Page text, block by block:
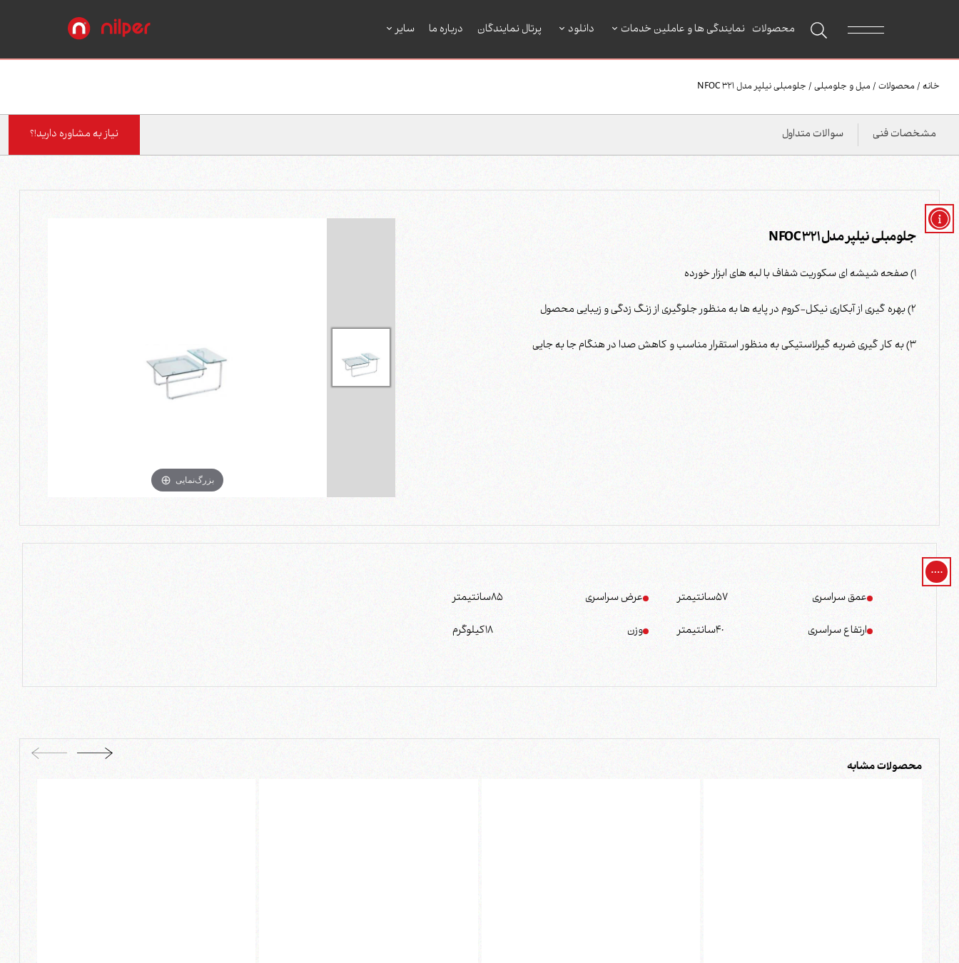
محصولات نمایندگی ها و عاملین خدمات دانلود پرتال نمایندگان درباره ما سایر
خانه / محصولات / مبل و جلومبلی / جلومبلی نیلپر مدل NFOC 321
مشخصات فنی سوالات متداول نیاز به مشاوره دارید!؟
جلومبلی نیلپر مدل NFOC 321
1) صفحه شیشه ای سکوریت شفاف با لبه های ابزار خورده
2) بهره گیری از آبکاری نیکل-کروم در پایه ها به منظور جلوگیری از زنگ زدگی و زیبایی محصول
3) به کار گیری ضربه گیرلاستیکی به منظور استقرار مناسب و کاهش صدا در هنگام جا به جایی
بزرگ‌نمایی
عمق سراسری 57سانتیمتر عرض سراسری 85سانتیمتر
ارتفاع سراسری 40سانتیمتر وزن 18کیلوگرم
محصولات مشابه